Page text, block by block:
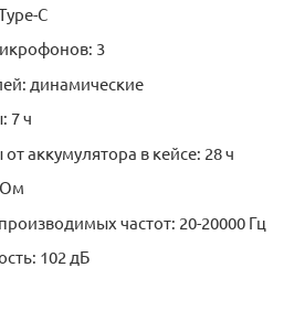
C
3
динамические
7 ч
аккумулятора в кейсе: 28 ч
Ом
частот: 20-20000 Гц
102 дБ